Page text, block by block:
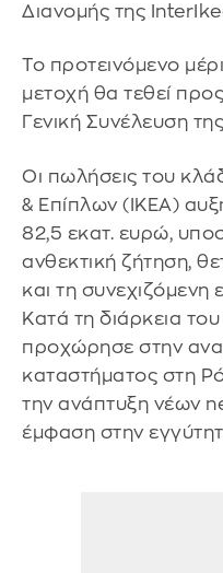
Διανομής της
Το προτεινόμενο
μετοχή θα τεθεί
Γενική Συνέλευση
Οι πωλήσεις του
& Επίπλων (IKEA)
82,5 εκατ. ευρώ,
ανθεκτική ζήτηση,
και τη συνεχιζόμενη
Κατά τη διάρκεια
προχώρησε στην
καταστήματος στη
την ανάπτυξη νέων
έμφαση στην